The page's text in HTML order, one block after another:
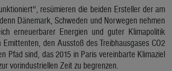
resümieren die beiden Ersteller der am
Dänemark, Schweden und Norwegen nehmen
erneuerbarer Energien und guter Klimapolitik
den Ausstoß des Treibhausgases CO2
Pfad sind, das 2015 in Paris vereinbarte Klimaziel
vorindustriellen Zeit zu begrenzen.